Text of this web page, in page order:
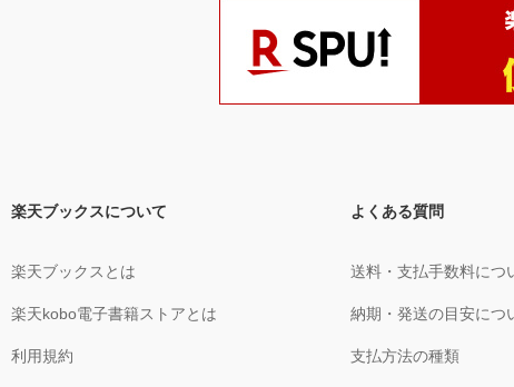
楽天ブックスについて
楽天ブックスとは
楽天kobo電子書籍ストアとは
利用規約
よくある質問
送料・支払手数料につ
納期・発送の目安につ
支払方法の種類